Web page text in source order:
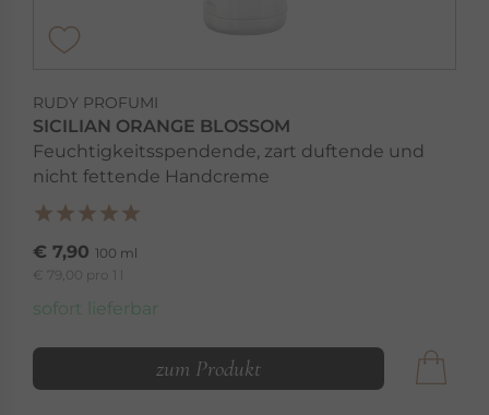
RUDY PROFUMI
SICILIAN ORANGE BLOSSOM
Feuchtigkeitsspendende, zart duftende und
nicht fettende Handcreme
€ 7,90 100 ml
€ 79,00 pro 1 l
sofort lieferbar
zum Produkt